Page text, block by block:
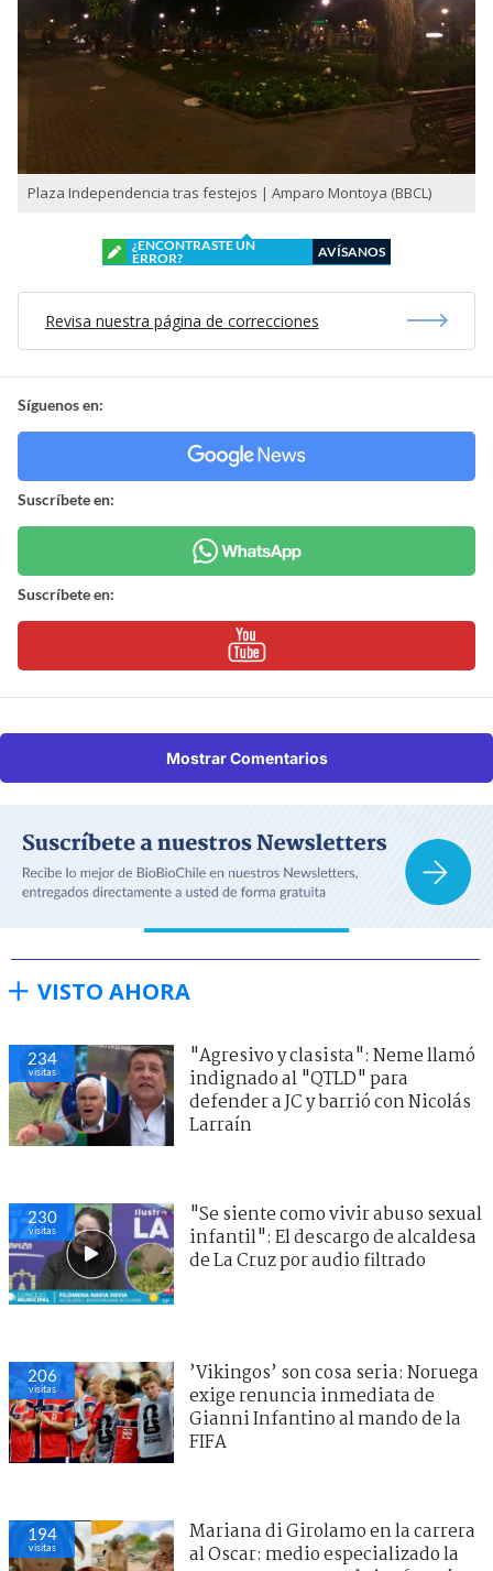
Plaza Independencia tras festejos | Amparo Montoya (BBCL)
¿ENCONTRASTE UN
ERROR?
AVÍSANOS
Revisa nuestra página de correcciones
Síguenos en:
Suscríbete en:
Suscríbete en:
Mostrar Comentarios
VISTO AHORA
234
visitas
"Agresivo y clasista": Neme llamó
indignado al "QTLD" para
defender a JC y barrió con Nicolás
Larraín
230
visitas
"Se siente como vivir abuso sexual
infantil": El descargo de alcaldesa
de La Cruz por audio filtrado
206
visitas
’Vikingos’ son cosa seria: Noruega
exige renuncia inmediata de
Gianni Infantino al mando de la
FIFA
194
visitas
Mariana di Girolamo en la carrera
al Oscar: medio especializado la